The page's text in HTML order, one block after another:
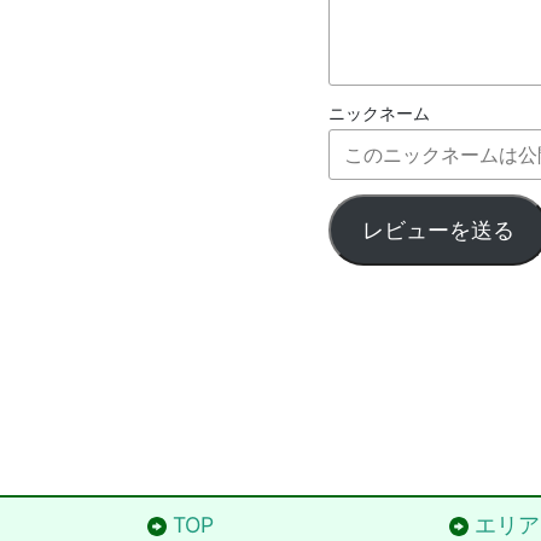
ニックネーム
レビューを送る
TOP エリア